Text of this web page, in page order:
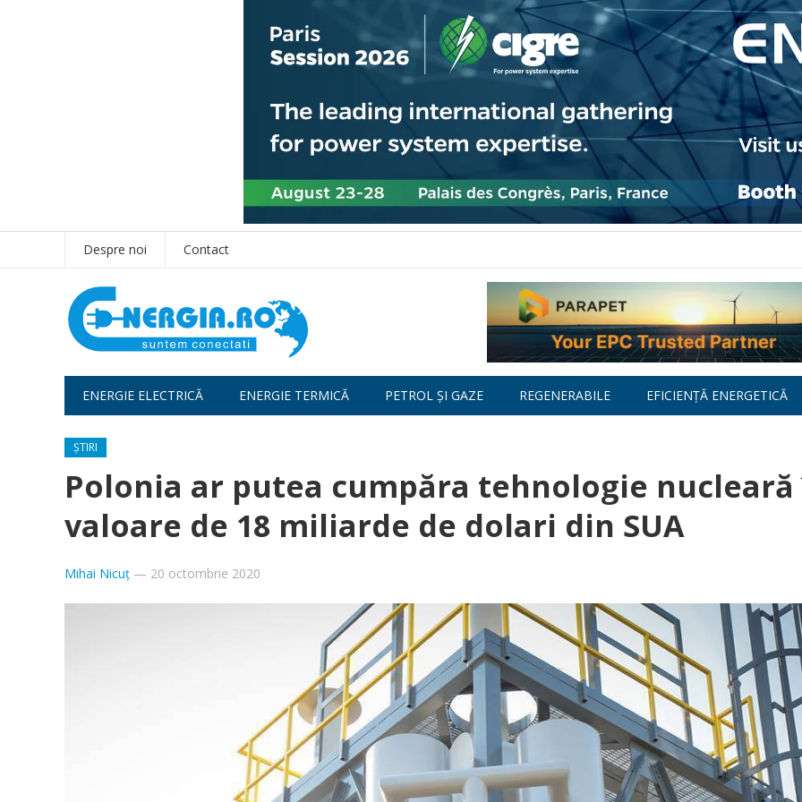
Despre noi Contact
ENERGIE ELECTRICĂ ENERGIE TERMICĂ PETROL ȘI GAZE REGENERABILE EFICIENȚĂ ENERGETICĂ
ȘTIRI
Polonia ar putea cumpăra tehnologie
valoare de 18 miliarde de dolari din SUA
Mihai Nicuț — 20 octombrie 2020